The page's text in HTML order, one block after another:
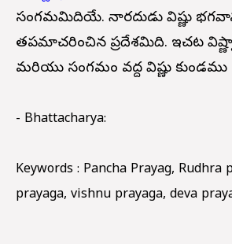
సంగమమిదియే. నారదుడు విష్ణు
తపమాచరించిన ప్రదేశమిది. ఇచట
మరియు సంగమం వద్ద విష్ణు
- Bhattacharya:
Keywords : Pancha Prayag, Rudhra
prayaga, vishnu prayaga, deva